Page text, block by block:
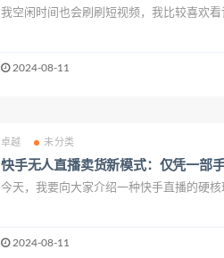
我空闲时间也会刷刷短视频，我比较喜欢
2024-08-11
卓越 未分类
快手无人直播卖货新模式：仅凭一部
今天，我要向大家介绍一种快手直播的硬
2024-08-11